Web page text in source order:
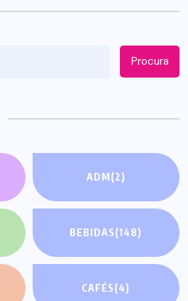
Procura
ADM(2)
BEBIDAS(148)
CAFÉS(4)